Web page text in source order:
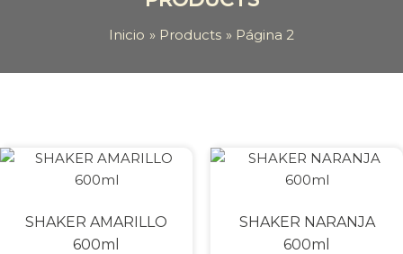
Inicio Products Página 2
SHAKER AMARILLO
600ml
SHAKER NARANJA
600ml